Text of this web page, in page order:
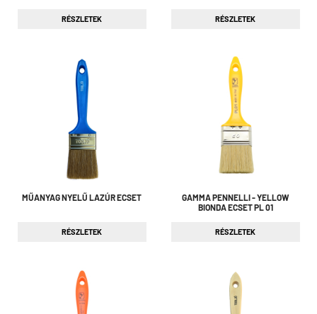
RÉSZLETEK RÉSZLETEK
MŰANYAG NYELŰ LAZÚR ECSET
RÉSZLETEK
GAMMA PENNELLI - YELLOW
BIONDA ECSET PL 01
RÉSZLETEK